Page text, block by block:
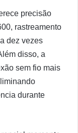
precisão
rastreamento
dez vezes
disso, a
sem fio mais
durante